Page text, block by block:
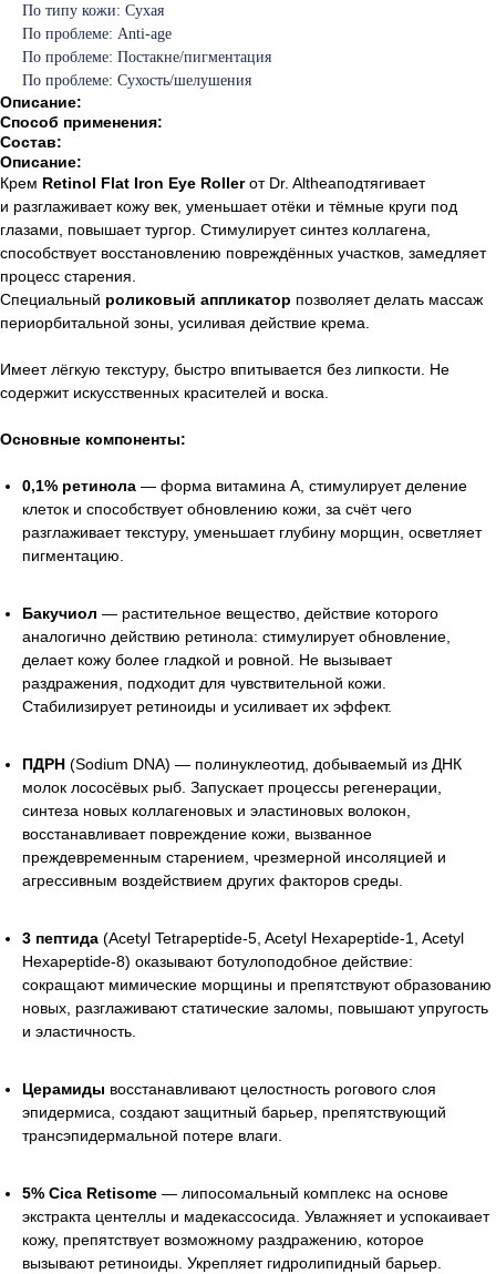
По типу кожи: Сухая
По проблеме: Anti-age
По проблеме: Постакне/пигментация
По проблеме: Сухость/шелушения
Описание:
Способ применения:
Состав:
Описание:
Крем Retinol Flat Iron Eye Rollerот Dr. Altheaподтягивает
и разглаживает кожу век, уменьшает отёки и тёмные круги под
глазами, повышает тургор. Стимулирует синтез коллагена,
способствует восстановлению повреждённых участков, замедляет
процесс старения.
Специальный роликовый аппликатор позволяет делать массаж
периорбитальной зоны, усиливая действие крема.
Имеет лёгкую текстуру, быстро впитывается без липкости. Не
содержит искусственных красителей и воска.
Основные компоненты:
0,1% ретинола — форма витамина A, стимулирует деление
клеток и способствует обновлению кожи, за счёт чего
разглаживает текстуру, уменьшает глубину морщин, осветляет
пигментацию.
Бакучиол — растительное вещество, действие которого
аналогично действию ретинола: стимулирует обновление,
делает кожу более гладкой и ровной. Не вызывает
раздражения, подходит для чувствительной кожи.
Стабилизирует ретиноиды и усиливает их эффект.
ПДРН (Sodium DNA) — полинуклеотид, добываемый из ДНК
молок лососёвых рыб. Запускает процессы регенерации,
синтеза новых коллагеновых и эластиновых волокон,
восстанавливает повреждение кожи, вызванное
преждевременным старением, чрезмерной инсоляцией и
агрессивным воздействием других факторов среды.
3 пептида (Acetyl Tetrapeptide-5, Acetyl Hexapeptide-1, Acetyl
Hexapeptide-8) оказывают ботулоподобное действие:
сокращают мимические морщины и препятствуют образованию
новых, разглаживают статические заломы, повышают упругость
и эластичность.
Церамиды восстанавливают целостность рогового слоя
эпидермиса, создают защитный барьер, препятствующий
трансэпидермальной потере влаги.
5% Cica Retisome — липосомальный комплекс на основе
экстракта центеллы и мадекассосида. Увлажняет и успокаивает
кожу, препятствует возможному раздражению, которое
вызывают ретиноиды. Укрепляет гидролипидный барьер.